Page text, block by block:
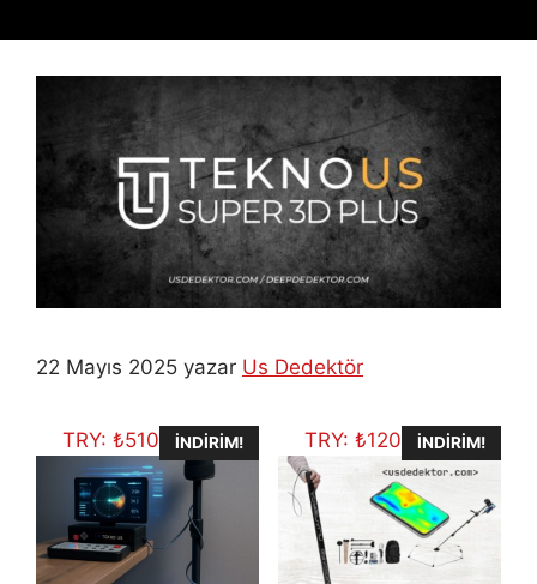
22 Mayıs 2025 yazar Us Dedektör
TRY: ₺510.526,00
İNDIRIM! TRY: ₺120.097,79
İNDIRIM!